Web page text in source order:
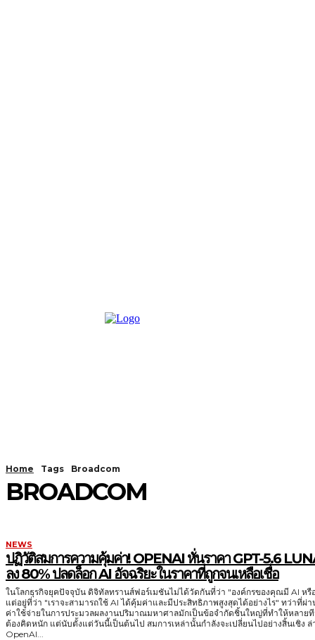
Home Tags Broadcom
BROADCOM
NEWS
ปฏิวัติสมการความคุ้มค่า! OPENAI หั่นราคา GPT-5.6
ลง 80% ปลดล็อก AI อัจฉริยะในราคาที่ถูกจนเหลือเชื่อ
ในโลกธุรกิจยุคปัจจุบัน ดิจิทัลทรานส์ฟอร์เมชันไม่ได้วัดกันที่ว่า "องค์กรของคุณมี AI หรื
แต่อยู่ที่ว่า "เราจะสามารถใช้ AI ได้คุ้มค่าและมีประสิทธิภาพสูงสุดได้อย่างไร" ทว่าที่ผ่
ค่าใช้จ่ายในการประมวลผลงานปริมาณมหาศาลมักเป็นข้อจำกัดชิ้นใหญ่ที่ทำให้หลาย
ต้องคิดหนัก แต่นับตั้งแต่วันนี้เป็นต้นไป สมการเหล่านั้นกำลังจะเปลี่ยนไปอย่างสิ้นเชิง ล่าสุด
OpenAI...